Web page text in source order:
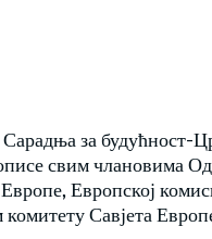
за будућност-
свим члановима
Европској
Савјета